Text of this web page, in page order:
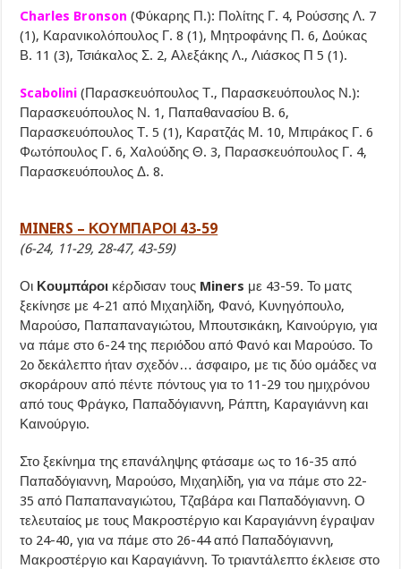
Charles Bronson (Φύκαρης Π.): Πολίτης Γ. 4, Ρούσσης Λ. 7
(1), Καρανικολόπουλος Γ. 8 (1), Μητροφάνης Π. 6, Δούκας
Β. 11 (3), Τσιάκαλος Σ. 2, Αλεξάκης Λ., Λιάσκος Π 5 (1).
Scabolini(Παρασκευόπουλος Τ., Παρασκευόπουλος Ν.):
Παρασκευόπουλος Ν. 1, Παπαθανασίου Β. 6,
Παρασκευόπουλος Τ. 5 (1), Καρατζάς Μ. 10, Μπιράκος Γ. 6
Φωτόπουλος Γ. 6, Χαλούδης Θ. 3, Παρασκευόπουλος Γ. 4,
Παρασκευόπουλος Δ. 8.
MINERS – ΚΟΥΜΠΑΡΟΙ 43-59
(6-24, 11-29, 28-47, 43-59)
Οι Κουμπάροι κέρδισαν τους Miners με 43-59. Το ματς
ξεκίνησε με 4-21 από Μιχαηλίδη, Φανό, Κυνηγόπουλο,
Μαρούσο, Παπαπαναγιώτου, Μπουτσικάκη, Καινούργιο, για
να πάμε στο 6-24 της περιόδου από Φανό και Μαρούσο. Το
2ο δεκάλεπτο ήταν σχεδόν… άσφαιρο, με τις δύο ομάδες να
σκοράρουν από πέντε πόντους για το 11-29 του ημιχρόνου
από τους Φράγκο, Παπαδόγιαννη, Ράπτη, Καραγιάννη και
Καινούργιο.
Στο ξεκίνημα της επανάληψης φτάσαμε ως το 16-35 από
Παπαδόγιαννη, Μαρούσο, Μιχαηλίδη, για να πάμε στο 22-
35 από Παπαπαναγιώτου, Τζαβάρα και Παπαδόγιαννη. Ο
τελευταίος με τους Μακροστέργιο και Καραγιάννη έγραψαν
το 24-40, για να πάμε στο 26-44 από Παπαδόγιαννη,
Μακροστέργιο και Καραγιάννη. Το τριαντάλεπτο έκλεισε στο